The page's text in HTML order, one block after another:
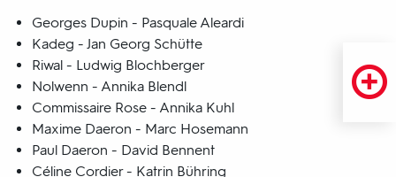
Georges Dupin - Pasquale Aleardi
Kadeg - Jan Georg Schütte
Riwal - Ludwig Blochberger
Nolwenn - Annika Blendl
Commissaire Rose - Annika Kuhl
Maxime Daeron - Marc Hosemann
Paul Daeron - David Bennent
Céline Cordier - Katrin Bühring